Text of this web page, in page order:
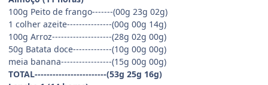
100g Peito de frango-------(00g 23g 02g)
1 colher azeite---------------(00g 00g 14g)
100g Arroz--------------------(28g 02g 00g)
50g Batata doce-------------(10g 00g 00g)
meia banana-----------------(15g 00g 00g)
TOTAL------------------------(53g 25g 16g)